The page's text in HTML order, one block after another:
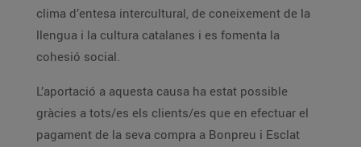
clima d’entesa intercultural, de coneixement de la
llengua i la cultura catalanes i es fomenta la
cohesió social.
L’aportació a aquesta causa ha estat possible
gràcies a tots/es els clients/es que en efectuar el
pagament de la seva compra a Bonpreu i Esclat